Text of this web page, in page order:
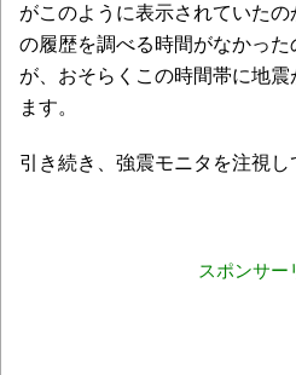
がこのように表示されていた
の履歴を調べる時間がなかっ
が、おそらくこの時間帯に地
ます。
引き続き、強震モニタを注視し
スポンサー